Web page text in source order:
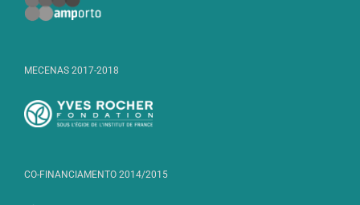
MECENAS 2017-2018
CO-FINANCIAMENTO 2014/2015